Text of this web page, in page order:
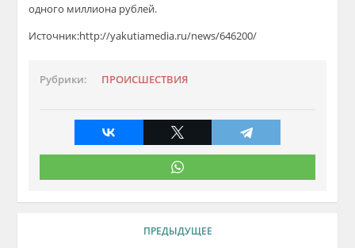
одного миллиона рублей.
Источник:http://yakutiamedia.ru/news/646200/
Рубрики: ПРОИСШЕСТВИЯ
ПРЕДЫДУЩЕЕ